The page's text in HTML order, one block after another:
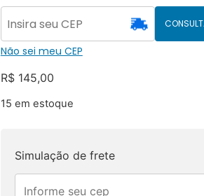
Não sei meu CEP
R$145,00
15 em estoque
Simulação de frete